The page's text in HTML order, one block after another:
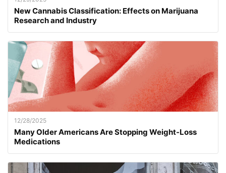
New Cannabis Classification: Effects on Marijuana
Research and Industry
12/28/2025
Many Older Americans Are Stopping Weight-Loss
Medications